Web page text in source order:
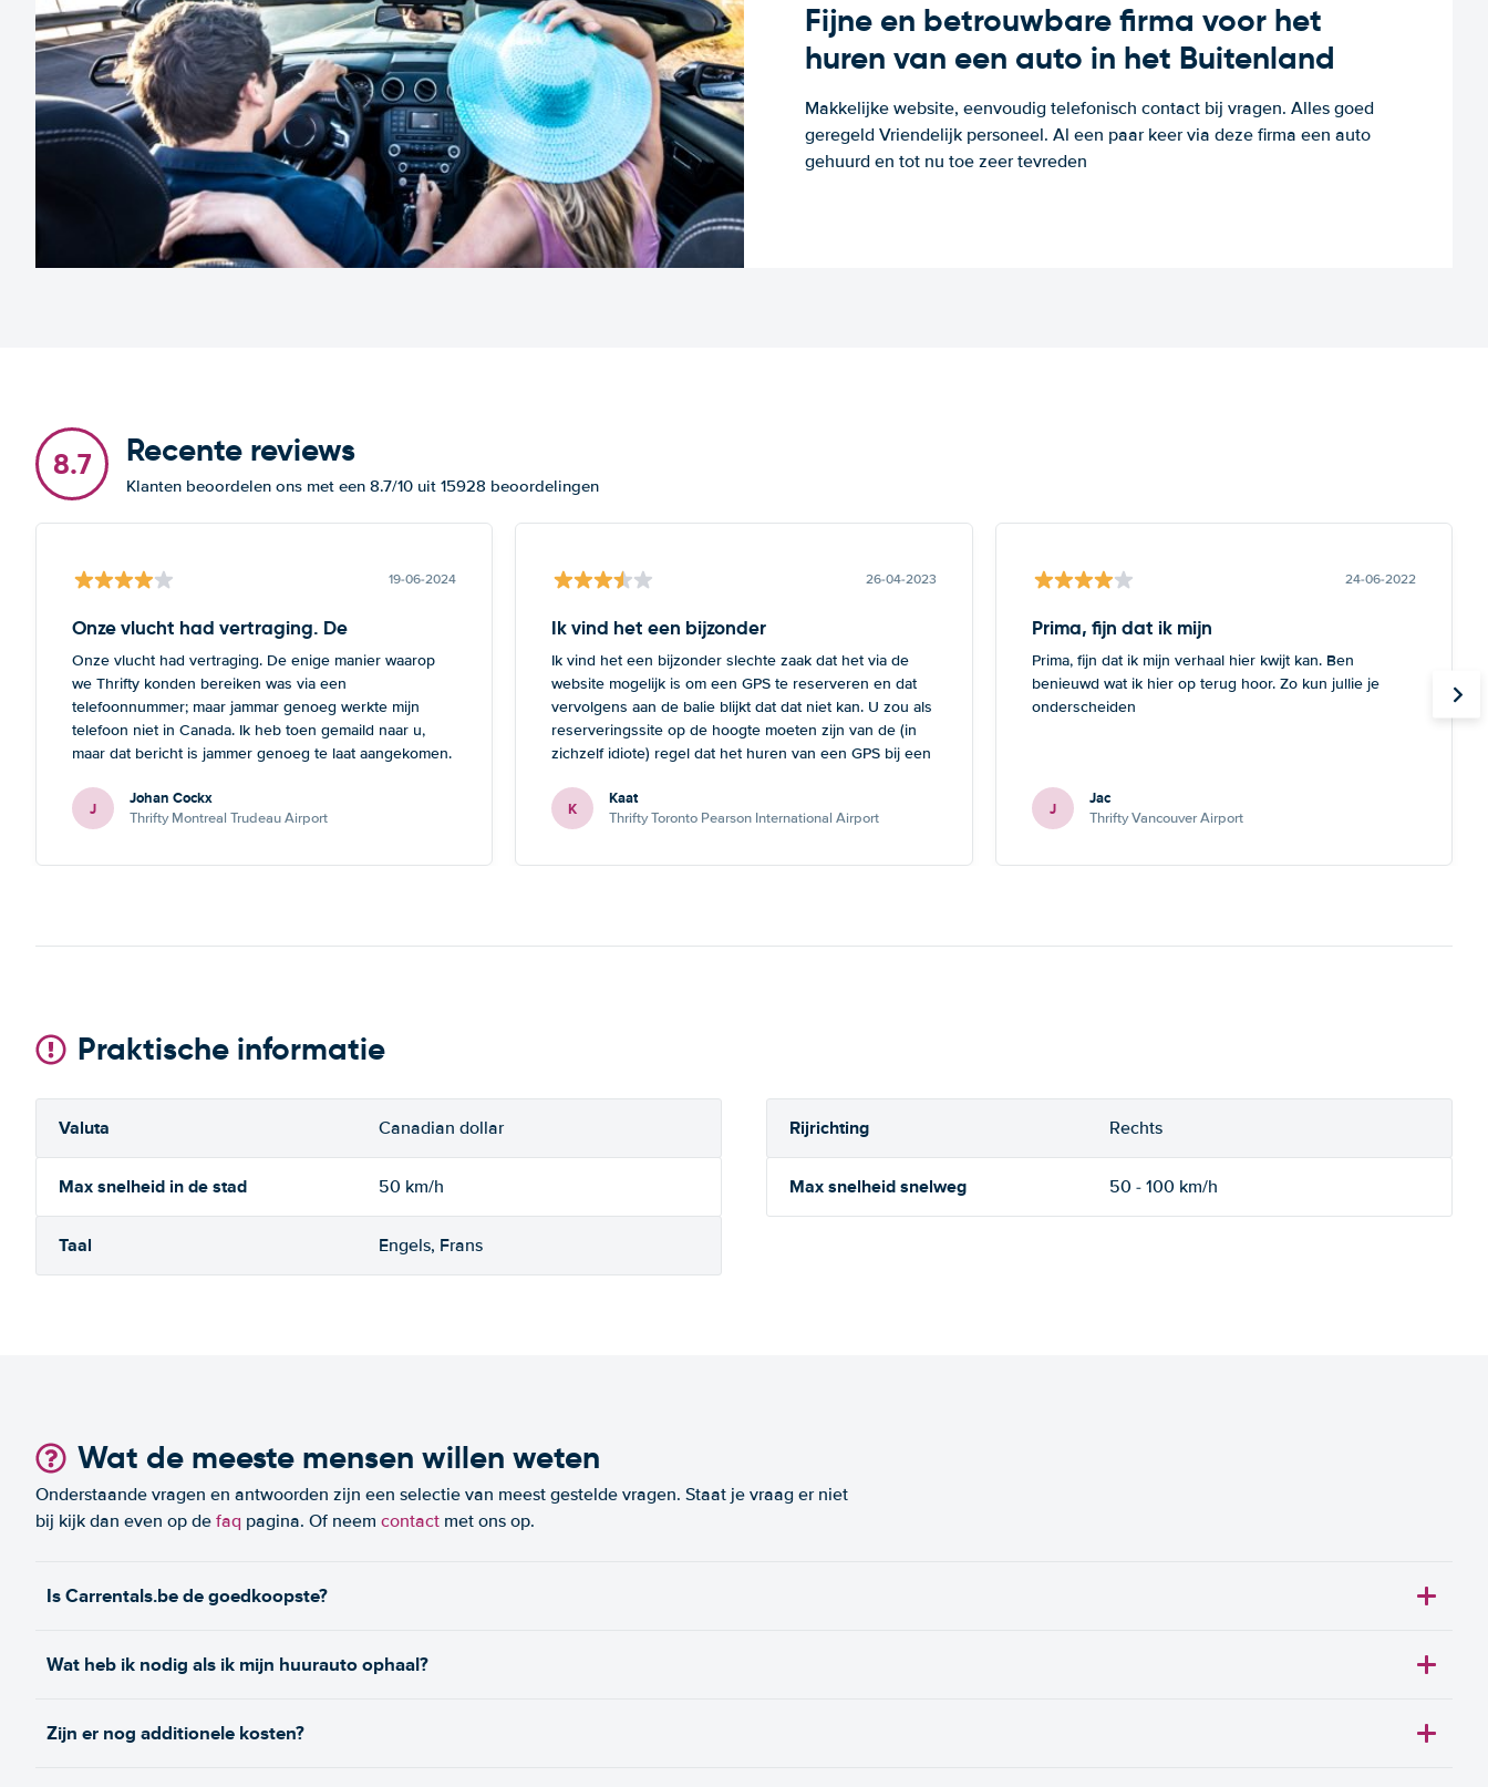
Fijne en betrouwbare firma voor het
huren van een auto in het Buitenland
Makkelijke website, eenvoudig telefonisch contact bij vragen. Alles goed
geregeld Vriendelijk personeel. Al een paar keer via deze firma een auto
gehuurd en tot nu toe zeer tevreden
8.7 Recente reviews
Klanten beoordelen ons met een 8.7/10 uit 15928 beoordelingen
19-06-2024
Onze vlucht had vertraging. De
Onze vlucht had vertraging. De enige manier waarop
we Thrifty konden bereiken was via een
telefoonnummer; maar jammar genoeg werkte mijn
telefoon niet in Canada. Ik heb toen gemaild naar u,
maar dat bericht is jammer genoeg te laat aangekomen.
zou fijn zijn om op een andere manier contact te
kunnen nemen, bvb via mail, whatsapp, website chat, ...,
J Johan Cockx
Thrifty Montreal Trudeau Airport
26-04-2023
Ik vind het een bijzonder
Ik vind het een bijzonder slechte zaak dat het via de
website mogelijk is om een GPS te reserveren en dat
vervolgens aan de balie blijkt dat dat niet kan. U zou als
reserveringssite op de hoogte moeten zijn van de (in
zichzelf idiote) regel dat het huren van een GPS bij een
de mogelijkheid om nog een andere keuze te maken.
K Kaat
Thrifty Toronto Pearson International Airport
24-06-2022
Prima, fijn dat ik mijn
Prima, fijn dat ik mijn verhaal hier kwijt kan. Ben
benieuwd wat ik hier op terug hoor. Zo kun jullie je
onderscheiden
J Jac
Thrifty Vancouver Airport
Praktische informatie
Valuta Canadian dollar Rijrichting Rechts
Max snelheid in de stad 50 km/h Max snelheid snelweg 50 - 100 km/h
Taal Engels, Frans
Wat de meeste mensen willen weten
Onderstaande vragen en antwoorden zijn een selectie van meest gestelde vragen. Staat je vraag er niet
bij kijk dan even op de faq pagina. Of neem contact met ons op.
Is Carrentals.be de goedkoopste?
Wat heb ik nodig als ik mijn huurauto ophaal?
Zijn er nog additionele kosten?